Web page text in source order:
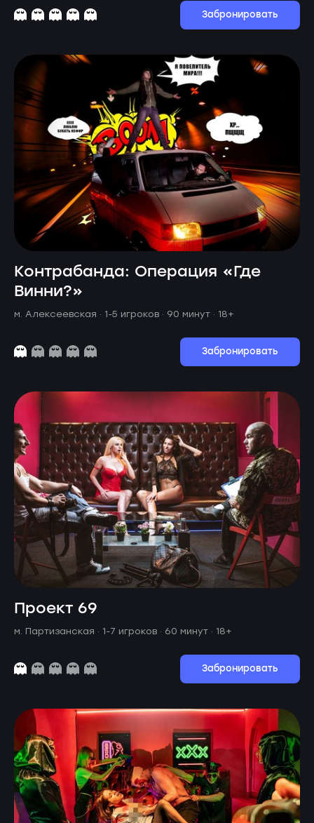
Забронировать
Контрабанда: Операция «Где
Винни?»
м. Алексеевская · 1-5 игроков · 90 минут · 18+
Забронировать
Проект 69
м. Партизанская · 1-7 игроков · 60 минут · 18+
Забронировать